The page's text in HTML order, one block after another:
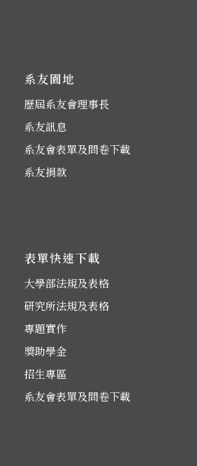
系友園地
歷屆系友會理事長
系友訊息
系友會表單及問卷下載
系友捐款
表單快速下載
大學部法規及表格
研究所法規及表格
專題實作
獎助學金
招生專區
系友會表單及問卷下載